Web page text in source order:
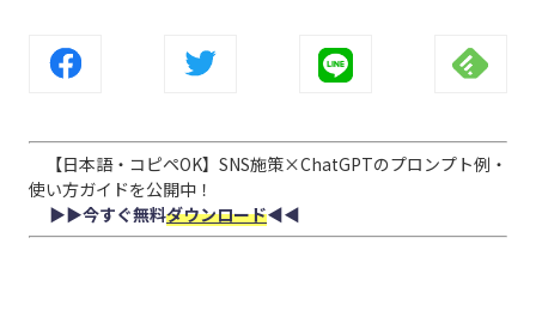
【日本語・コピペOK】SNS施策×ChatGPTのプロンプト例・
使い方ガイドを公開中！
▶︎▶︎今すぐ無料ダウンロード◀︎◀︎